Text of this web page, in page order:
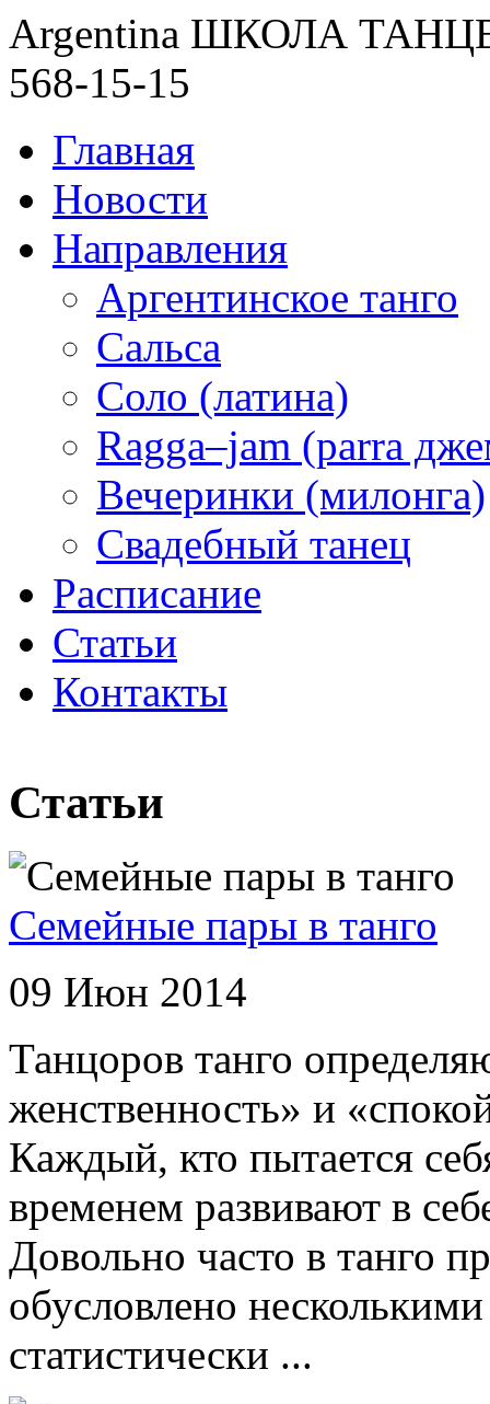
Argentina ШКОЛА
568-15-15
Главная
Новости
Направления
Аргентинское танго
Сальса
Соло (латина)
Ragga–jam (parra
Вечеринки (милонга)
Свадебный танец
Расписание
Статьи
Контакты
Статьи
Семейные пары в танго
09 Июн 2014
Танцоров танго
женственность» и
Каждый, кто пытается
временем развивают в
Довольно часто в танго
обусловлено
статистически ...